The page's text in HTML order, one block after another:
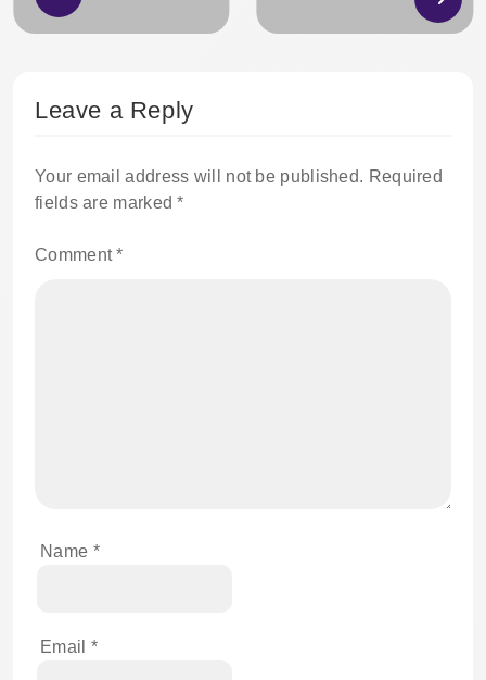
Leave a Reply
Your email address will not be published. Required
fields are marked*
Comment*
Name *
Email *